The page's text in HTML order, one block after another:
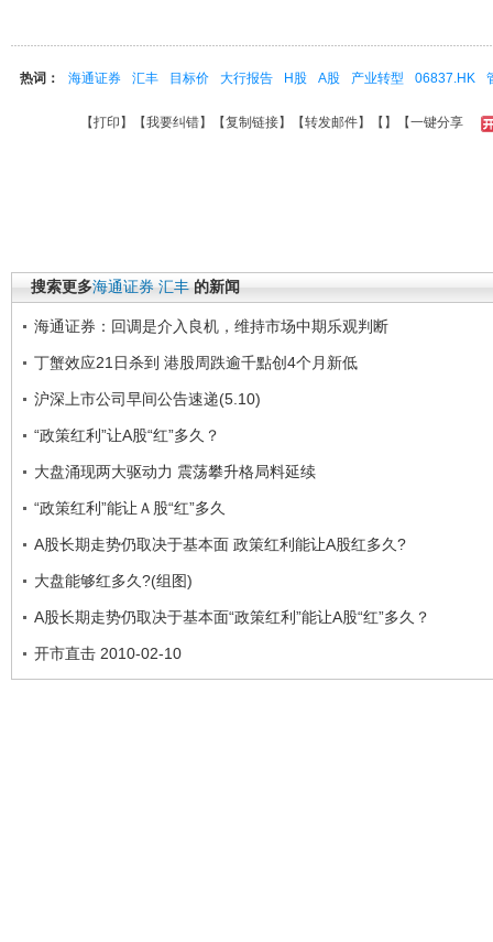
热词： 海通证券 汇丰 目标价 大行报告 H股 A股 产业转型 06837.HK
【打印 】【我要纠错】【复制链接】【转发邮件】【 】 【一键分享
搜索更多海通证券 汇丰 的新闻
海通证券：回调是介入良机，维持市场中期乐观判断
丁蟹效应21日杀到 港股周跌逾千點创4个月新低
沪深上市公司早间公告速递(5.10)
“政策红利”让A股“红”多久？
大盘涌现两大驱动力 震荡攀升格局料延续
“政策红利”能让Ａ股“红”多久
A股长期走势仍取决于基本面 政策红利能让A股红多久?
大盘能够红多久?(组图)
A股长期走势仍取决于基本面“政策红利”能让A股“红”多久？
开市直击 2010-02-10